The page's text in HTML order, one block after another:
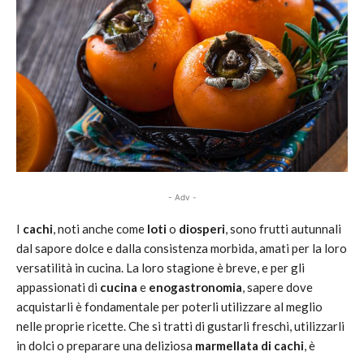
- Adv -
I cachi, noti anche come lotio diosperi, sono frutti autunnali
dal sapore dolce e dalla consistenza morbida, amati per la loro
versatilità in cucina. La loro stagione è breve, e per gli
appassionati di cucina e enogastronomia, sapere dove
acquistarli è fondamentale per poterli utilizzare al meglio
nelle proprie ricette. Che si tratti di gustarli freschi, utilizzarli
in dolci o preparare una deliziosa marmellata di cachi, è